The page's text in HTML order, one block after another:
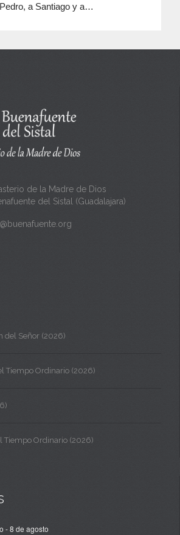
Pedro, a Santiago y a…
de la Madre de Dios
del Sistal (Guadalajara)
del Señor (2026)
Tiempo Ordinario (2026)
Tiempo Ordinario (2026)
-8 de agosto